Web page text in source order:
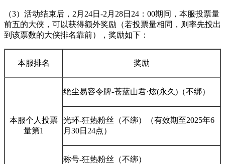
（3）活动结束后，2月24日-2月28日24：00期间，本服投票量
前五的大侠，可以获得额外奖励（若投票量相同，则率先投出
到该票数的大侠排名靠前），奖励如下：
本服排名 奖励
本服个人投票
量第1
绝尘易容令牌-苍蓝山君·炫(永久)（不绑）
光环-狂热粉丝（不绑）（有效期至2025年6
月30日24点）
称号-狂热粉丝（不绑）